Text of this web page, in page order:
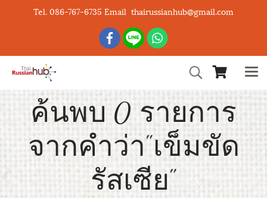
Tel. 086-767-6735 Email thairussianhub@gmail.com
ค้นพบ 0 รายการ
จากคำว่า"เข็มขัด
รัสเซีย"